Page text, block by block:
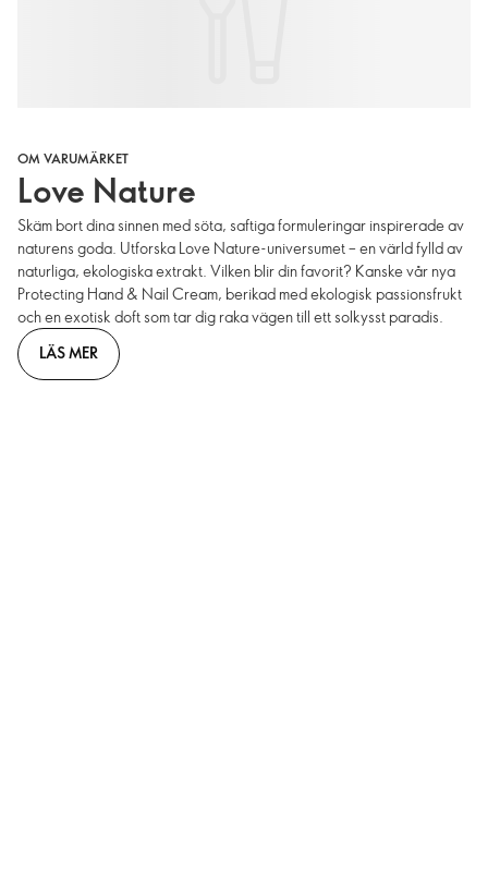
OM VARUMÄRKET
Love Nature
Skäm bort dina sinnen med söta, saftiga formuleringar inspirerade av
naturens goda. Utforska Love Nature-universumet – en värld fylld av
naturliga, ekologiska extrakt. Vilken blir din favorit? Kanske vår nya
Protecting Hand & Nail Cream, berikad med ekologisk passionsfrukt
och en exotisk doft som tar dig raka vägen till ett solkysst paradis.
LÄS MER